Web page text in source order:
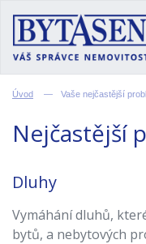
Úvod — Vaše nejčastější
Nejčastější
Dluhy
Vymáhání dluhů,
bytů, a nebytových